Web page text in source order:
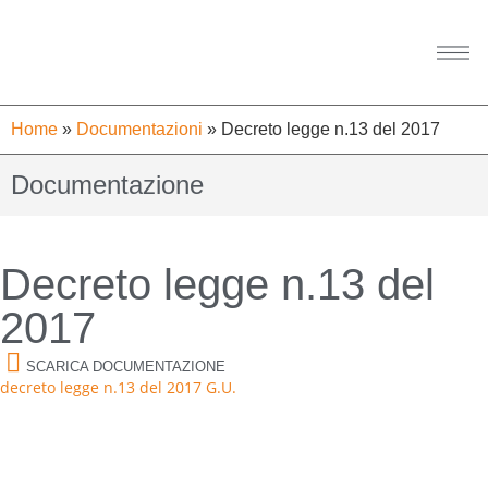
Home » Documentazioni » Decreto legge n.13 del 2017
Documentazione
Decreto legge n.13 del
2017
SCARICA DOCUMENTAZIONE
decreto legge n.13 del 2017 G.U.